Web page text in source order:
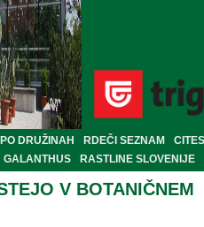
PO DRUŽINAH RDEČI SEZNAM
CITES
GALANTHUS RASTLINE SLOVENIJE
V BOTANIČNEM